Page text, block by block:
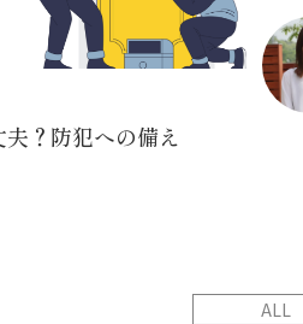
？防犯への備え
ALL